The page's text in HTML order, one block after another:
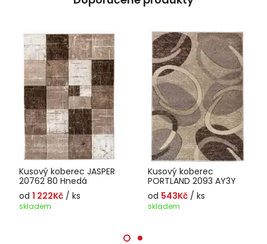
Kusový koberec JASPER
20762 80 Hnedá
od 1 222Kč / ks
skladem
Kusový koberec
PORTLAND 2093 AY3Y
od 543Kč / ks
skladem